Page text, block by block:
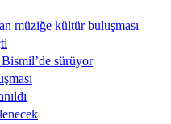
müziğe kültür buluşması
sürüyor